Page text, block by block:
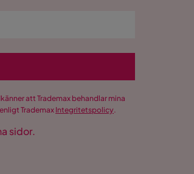
att Trademax behandlar mina
Trademax Integritetspolicy.
sidor.